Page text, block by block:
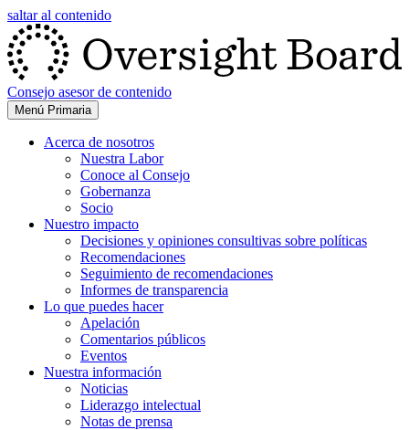
saltar al contenido
Consejo asesor de contenido
Menú Primaria
Acerca de nosotros
Nuestra Labor
Conoce al Consejo
Gobernanza
Socio
Nuestro impacto
Decisiones y opiniones consultivas sobre políticas
Recomendaciones
Seguimiento de recomendaciones
Informes de transparencia
Lo que puedes hacer
Apelación
Comentarios públicos
Eventos
Nuestra información
Noticias
Liderazgo intelectual
Notas de prensa